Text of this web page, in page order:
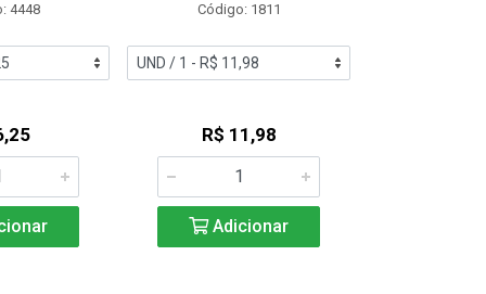
4448 Código: 1811
R$ 11,98
Adicionar